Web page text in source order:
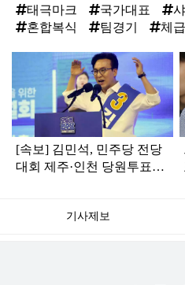
태극마크
국가대표
혼합복식
팀경기 체
인
[속보] 김민석, 민주당 전당
대회 제주·인천 당원투표서
기사제보